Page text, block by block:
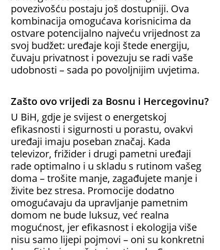
povezivošću postaju još dostupniji. Ova
kombinacija omogućava korisnicima da
ostvare potencijalno najveću vrijednost za
svoj budžet: uređaje koji štede energiju,
čuvaju privatnost i povezuju se radi vaše
udobnosti – sada po povoljnijim uvjetima.
Zašto ovo vrijedi za Bosnu i Hercegovinu?
U BiH, gdje je svijest o energetskoj
efikasnosti i sigurnosti u porastu, ovakvi
uređaji imaju poseban značaj. Kada
televizor, frižider i drugi pametni uređaji
rade optimalno i u skladu s rutinom vašeg
doma – trošite manje, zagađujete manje i
živite bez stresa. Promocije dodatno
omogućavaju da upravljanje pametnim
domom ne bude luksuz, već realna
mogućnost, jer efikasnost i ekologija više
nisu samo lijepi pojmovi – oni su konkretni